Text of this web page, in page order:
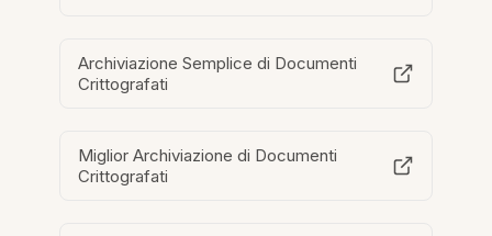
Archiviazione Semplice di Documenti
Crittografati
Miglior Archiviazione di Documenti
Crittografati